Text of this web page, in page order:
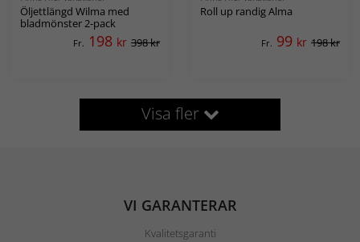
Öljettlängd Wilma med
bladmönster 2-pack
Fr. 198 kr 398 kr
Roll up randig Alma
Fr. 99 kr 198 kr
Visa fler
VI GARANTERAR
Kvalitetsgaranti